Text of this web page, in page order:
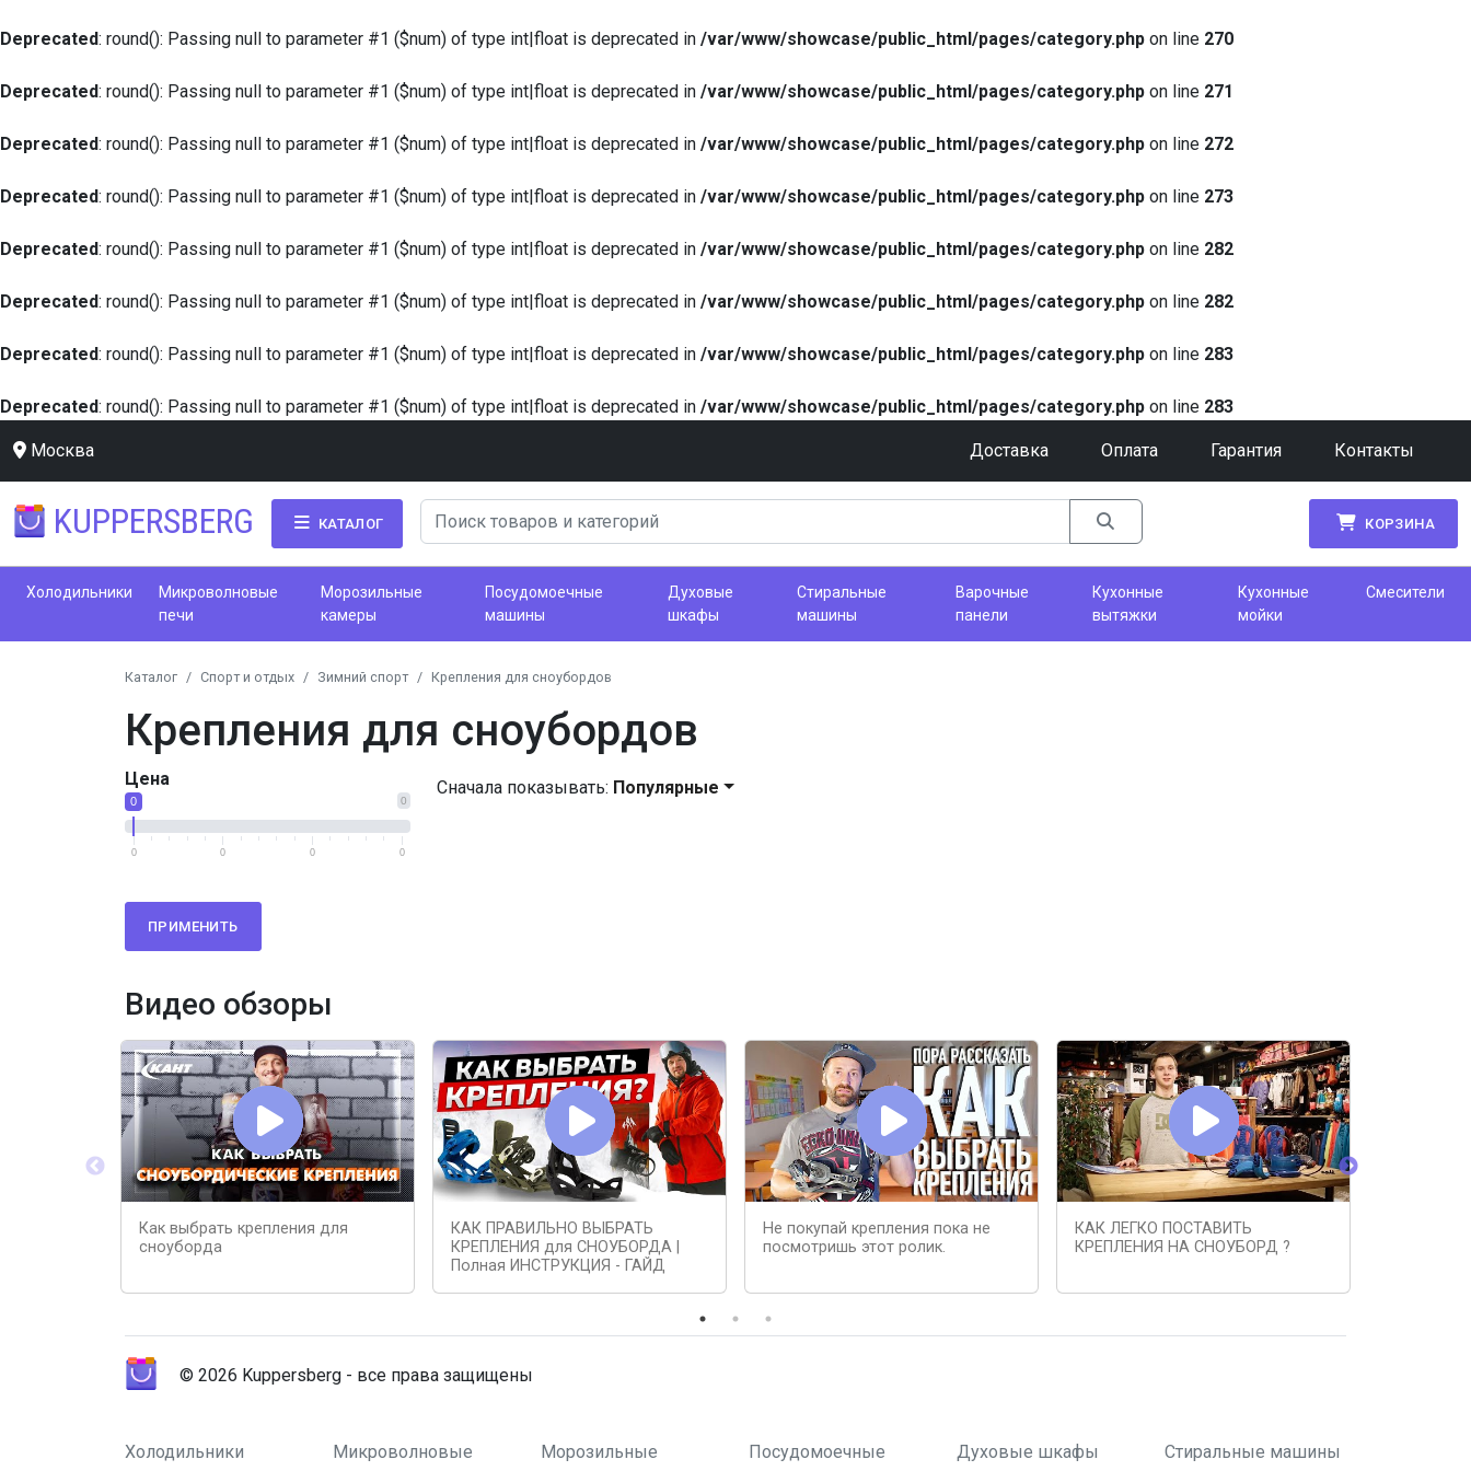
Deprecated: round(): Passing null to parameter #1 ($num) of type int|float is deprecated in /var/www/showcase/public_html/pages/category.php on line 270
Deprecated: round(): Passing null to parameter #1 ($num) of type int|float is deprecated in /var/www/showcase/public_html/pages/category.php on line 271
Deprecated: round(): Passing null to parameter #1 ($num) of type int|float is deprecated in /var/www/showcase/public_html/pages/category.php on line 272
Deprecated: round(): Passing null to parameter #1 ($num) of type int|float is deprecated in /var/www/showcase/public_html/pages/category.php on line 273
Deprecated: round(): Passing null to parameter #1 ($num) of type int|float is deprecated in /var/www/showcase/public_html/pages/category.php on line 282
Deprecated: round(): Passing null to parameter #1 ($num) of type int|float is deprecated in /var/www/showcase/public_html/pages/category.php on line 282
Deprecated: round(): Passing null to parameter #1 ($num) of type int|float is deprecated in /var/www/showcase/public_html/pages/category.php on line 283
Deprecated: round(): Passing null to parameter #1 ($num) of type int|float is deprecated in /var/www/showcase/public_html/pages/category.php on line 283
Москва Доставка Оплата Гарантия Контакты
KUPPERSBERG КАТАЛОГ КОРЗИНА
Холодильники
Микроволновые
печи
Морозильные
камеры
Посудомоечные
машины
Духовые
шкафы
Стиральные
машины
Варочные
панели
Кухонные
вытяжки
Кухонные
мойки
Смесители
Каталог Спорт и отдых Зимний спорт Крепления для сноубордов
Крепления для сноубордов
Цена
0
0
0 0 0 0
ПРИМЕНИТЬ
Сначала показывать: Популярные
Видео обзоры
Как выбрать крепления для
сноуборда
КАК ПРАВИЛЬНО ВЫБРАТЬ
КРЕПЛЕНИЯ для СНОУБОРДА |
Полная ИНСТРУКЦИЯ - ГАЙД
Не покупай крепления пока не
посмотришь этот ролик.
КАК ЛЕГКО ПОСТАВИТЬ
КРЕПЛЕНИЯ НА СНОУБОРД ?
© 2026 Kuppersberg - все права защищены
Холодильники
Микроволновые
Морозильные
Посудомоечные
Духовые шкафы Стиральные машины